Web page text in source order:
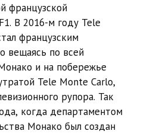
французской
В 2016-м году Tele
французским
вещаясь по всей
и на побережье
Tele Monte Carlo,
рупора. Так
когда департаментом
Монако был создан